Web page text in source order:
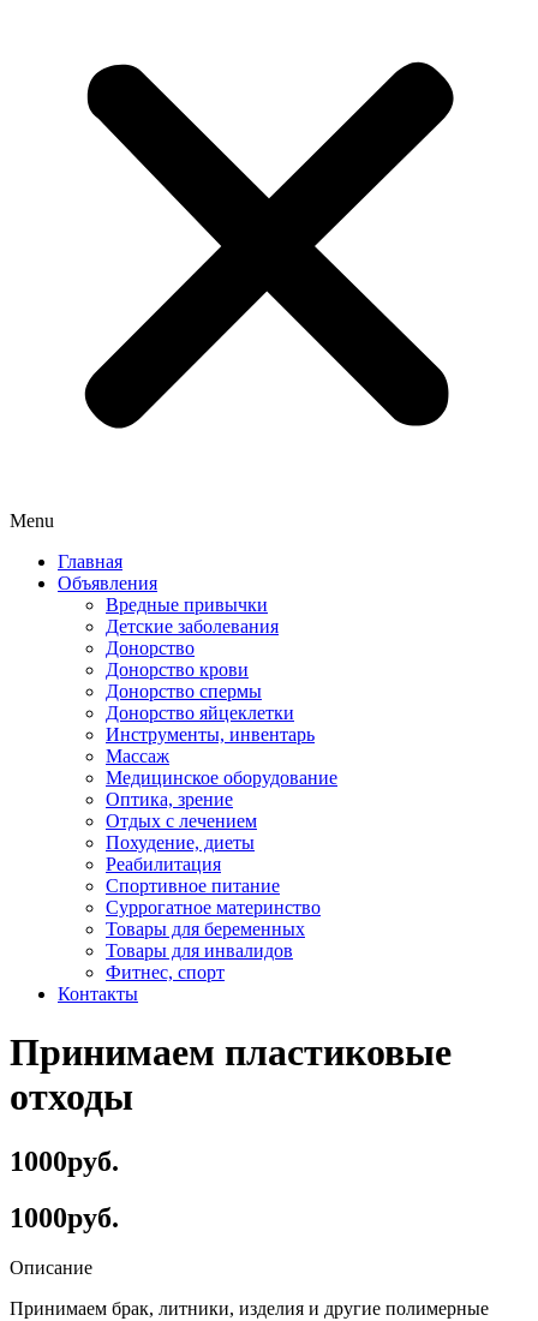
Menu
Главная
Объявления
Вредные привычки
Детские заболевания
Донорство
Донорство крови
Донорство спермы
Донорство яйцеклетки
Инструменты, инвентарь
Массаж
Медицинское оборудование
Оптика, зрение
Отдых с лечением
Похудение, диеты
Реабилитация
Спортивное питание
Суррогатное материнство
Товары для беременных
Товары для инвалидов
Фитнес, спорт
Контакты
Принимаем пластиковые
отходы
1000руб.
1000руб.
Описание
Принимаем брак, литники, изделия и другие полимерные